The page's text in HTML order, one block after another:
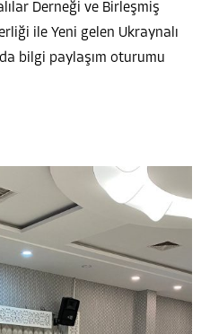
Derneği ve Birleşmiş
ile Yeni gelen Ukraynalı
bilgi paylaşım oturumu